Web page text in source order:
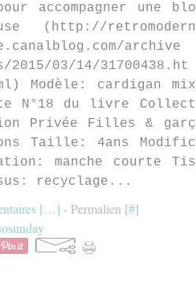
accompagner une blo
(http://retromodern
archive
2015/03/14/31700438.ht
Modèle: cardigan mix
N°18 du livre Collect
Privée Filles & garç
Taille: 4ans Modific
manche courte Tis
recyclage...
[…] - Permalien [#]